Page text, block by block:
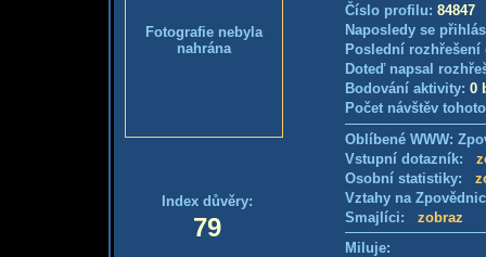
Fotografie nebyla
nahrána
Index důvěry:
79
Číslo profilu: 84847
Naposledy se
Poslední
Doteď napsal
Bodování aktivity: 0
Počet návštěv
Oblíbené WWW:
Vstupní dotazník:
Osobní statistiky:
Vztahy na
Smajlíci: zobraz
Miluje: